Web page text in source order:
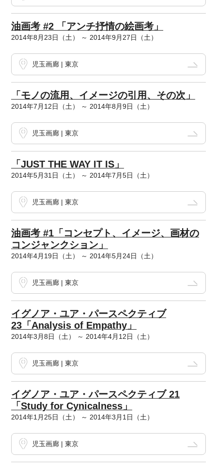
油画考 #2 「アンチ抒情の絵画考」
2014年8月23日（土） ～ 2014年9月27日（土）
児玉画廊 | 東京
「モノの流用、イメージの引用、その次」
2014年7月12日（土） ～ 2014年8月9日（土）
児玉画廊 | 東京
「JUST THE WAY IT IS」
2014年5月31日（土） ～ 2014年7月5日（土）
児玉画廊 | 東京
油画考 #1「コンセプト、イメージ、画材の
コンジャンクション」
2014年4月19日（土） ～ 2014年5月24日（土）
児玉画廊 | 東京
イグノア・ユア・パースペクティブ
23「Analysis of Empathy」
2014年3月8日（土） ～ 2014年4月12日（土）
児玉画廊 | 東京
イグノア・ユア・パースペクティブ 21
「Study for Cynicalness」
2014年1月25日（土） ～ 2014年3月1日（土）
児玉画廊 | 東京